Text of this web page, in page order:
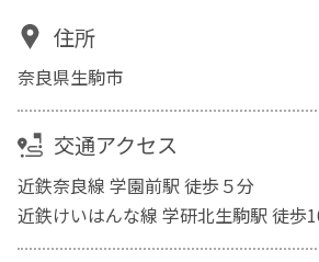
住所
奈良県生駒市
交通アクセス
近鉄奈良線 学園前駅 徒歩５分
近鉄けいはんな線 学研北生駒駅 徒歩